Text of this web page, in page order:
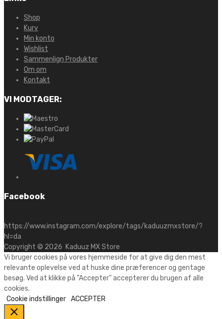
Shop
Kurv
Min konto
Wishlist
Sammenlign Produkter
Om om
Kontakt
VI MODTAGER:
Facebook
https://www.instagram.com/explore/tags/kaduuzmxstore/?
hl=da
Copyright © 2026 Kaduuz MX Store
Vi bruger cookies på vores hjemmeside for at give dig den mest
relevante oplevelse ved at huske dine præferencer og gentage
besøg. Ved at klikke på "Accepter" accepterer du brugen af alle
cookies.
Cookie indstillinger ACCEPTER